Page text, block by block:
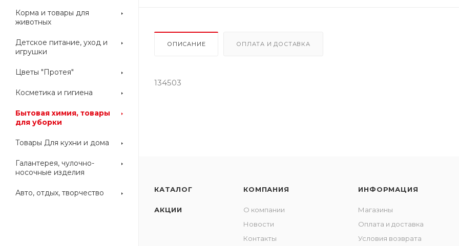
Корма и товары для
животных
Детское питание, уход и
игрушки
Цветы "Протея"
Косметика и гигиена
Бытовая химия, товары
для уборки
Товары Для кухни и дома
Галантерея, чулочно-
носочные изделия
Авто, отдых, творчество
ОПИСАНИЕ ОПЛАТА И ДОСТАВКА
134503
КАТАЛОГ
АКЦИИ
КОМПАНИЯ
О компании
Новости
Контакты
ИНФОРМАЦИЯ
Магазины
Оплата и доставка
Условия возврата